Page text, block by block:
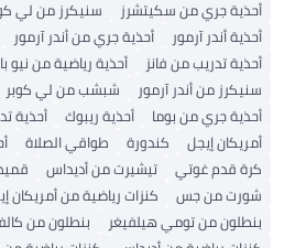
أحذية جري من سكيتشرز
سنيكرز من لي
أحذية أندر آرمور
أحذية جري من أندر آرمور
أحذية تدريب من فانز
أحذية رياضية من نيو
سنيكرز من أندر آرمور
شبشب من لي كوبر
أحذية جري من بوما
أحذية ريبوك أحذية
أمريكان إيجل
كندورة طواقي الصلاة
كرة قدم غوتي
تيشيرت من أديداس
شورت من جس
كنزات رياضية من أمريكان
بنطلون من تومي هيلفيغر
بنطلون من